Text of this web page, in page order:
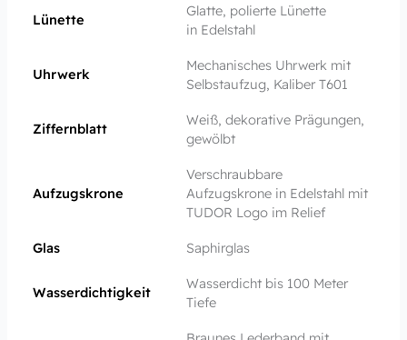
Lünette
Glatte, polierte Lünette
in Edelstahl
Uhrwerk
Mechanisches Uhrwerk mit
Selbstaufzug, Kaliber T601
Ziffernblatt
Weiß, dekorative Prägungen,
gewölbt
Aufzugskrone
Verschraubbare
Aufzugskrone in Edelstahl mit
TUDOR Logo im Relief
Glas Saphirglas
Wasserdichtigkeit
Wasserdicht bis 100 Meter
Tiefe